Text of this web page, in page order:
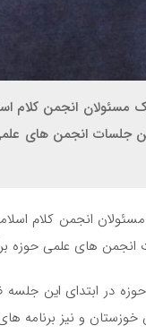
انجمن کلام
جلسات انجمن های
انجمن کلام
های علمی حوزه
در ابتدای این
و نیز برنامه های